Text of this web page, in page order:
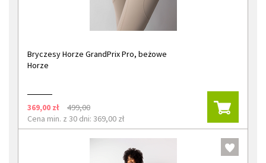
Bryczesy Horze GrandPrix Pro, beżowe
Horze
369,00 zł
499,00
Cena min. z 30 dni: 369,00 zł